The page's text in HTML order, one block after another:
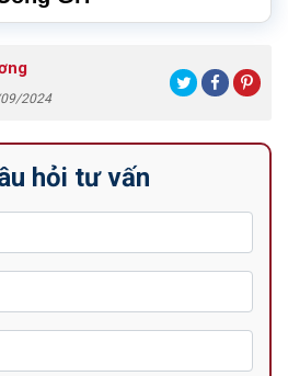
2024
hỏi tư vấn